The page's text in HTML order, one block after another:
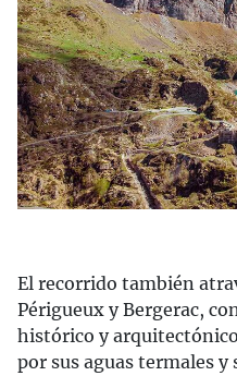
El recorrido también
Périgueux y Bergerac,
histórico y
por sus aguas termales